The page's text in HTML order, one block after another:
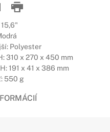
Polyester
310 x 270 x 450 mm
191 x 41 x 386 mm
550 g